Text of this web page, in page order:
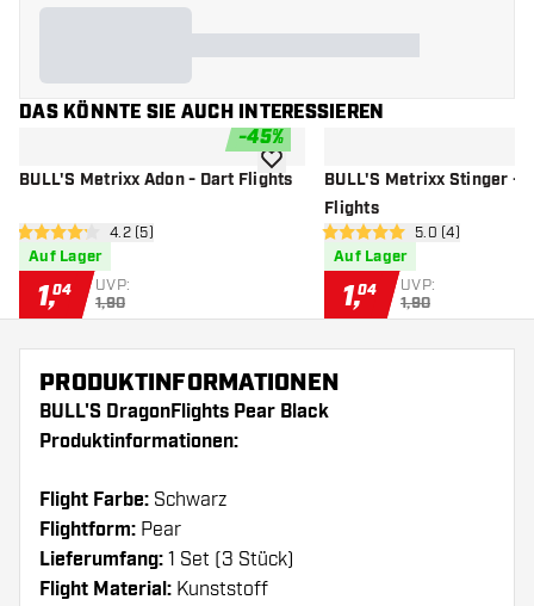
DAS KÖNNTE SIE AUCH INTERESSIEREN
-45%
BULL'S Metrixx Adon - Dart Flights
Bewertungsbereich öffnen
4.2 Bewertungssterne
4.2 (5)
Auf Lager
1,04 UVP:
1,90
Zur Wunschliste hinzufügen
BULL'S Metrixx Stinger -
Flights
5 Bewertungssterne
5.0 (4)
Auf Lager
1,04 UVP:
1,90
PRODUKTINFORMATIONEN
BULL'S DragonFlights Pear Black
Produktinformationen:
Flight Farbe: Schwarz
Flightform: Pear
Lieferumfang: 1 Set (3 Stück)
Flight Material: Kunststoff